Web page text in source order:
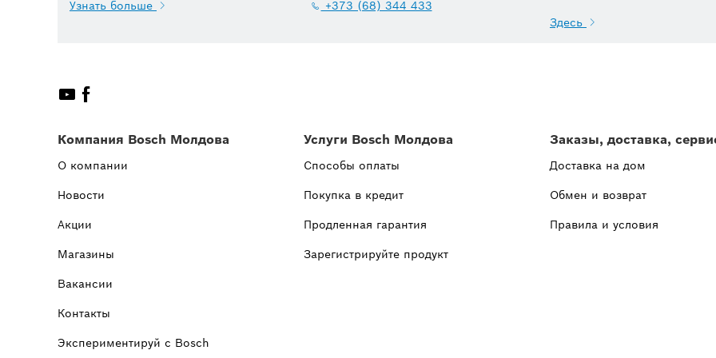
Узнать больше +373 (68) 344 433
Здесь
Компания Bosch Молдова
О компании
Новости
Акции
Магазины
Вакансии
Контакты
Экспериментируй с Bosch
Услуги Bosch Молдова
Способы оплаты
Покупка в кредит
Продленная гарантия
Зарегистрируйте продукт
Заказы, доставка,
Доставка на дом
Обмен и возврат
Правила и условия